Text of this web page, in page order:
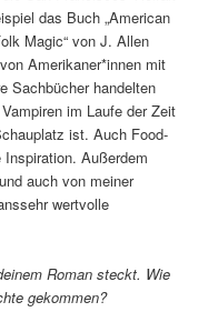
das Buch „American
Magic“ von J. Allen
Amerikaner*innen mit
Sachbücher handelten
im Laufe der Zeit
ist. Auch Food-
Außerdem
auch von meiner
wertvolle
Roman steckt. Wie
gekommen?